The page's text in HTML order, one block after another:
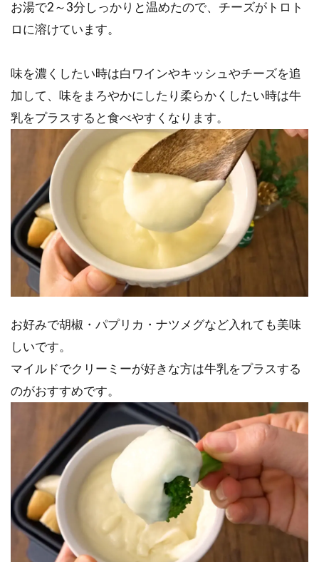
お湯で2～3分しっかりと温めたので、チーズがトロト
ロに溶けています。
味を濃くしたい時は白ワインやキッシュやチーズを追
加して、味をまろやかにしたり柔らかくしたい時は牛
乳をプラスすると食べやすくなります。
お好みで胡椒・パプリカ・ナツメグなど入れても美味
しいです。
マイルドでクリーミーが好きな方は牛乳をプラスする
のがおすすめです。